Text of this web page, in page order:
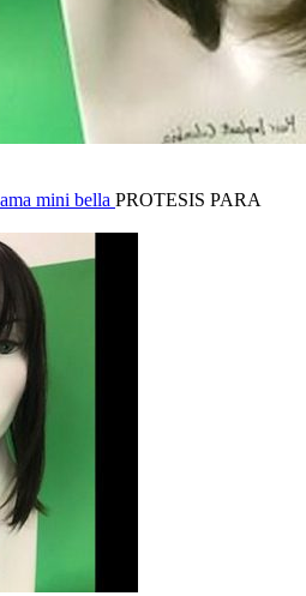
mini bella PROTESIS PARA